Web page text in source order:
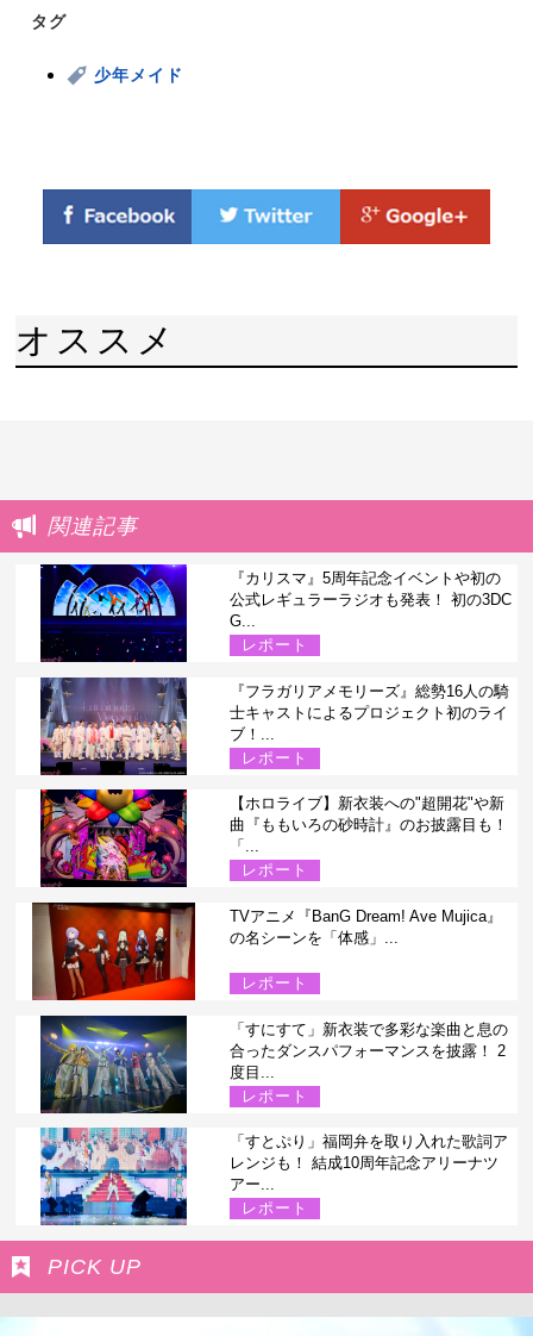
タグ
少年メイド
オススメ
関連記事
『カリスマ』5周年記念イベントや初の
公式レギュラーラジオも発表！ 初の3DC
G...
レポート
『フラガリアメモリーズ』総勢16人の騎
士キャストによるプロジェクト初のライ
ブ！...
レポート
【ホロライブ】新衣装への"超開花"や新
曲『ももいろの砂時計』のお披露目も！
「...
レポート
TVアニメ『BanG Dream! Ave Mujica』
の名シーンを「体感」...
レポート
「すにすて」新衣装で多彩な楽曲と息の
合ったダンスパフォーマンスを披露！ 2
度目...
レポート
「すとぷり」福岡弁を取り入れた歌詞ア
レンジも！ 結成10周年記念アリーナツ
アー...
レポート
PICK UP